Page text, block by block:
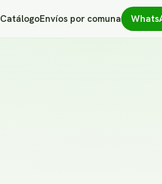
CatálogoEnvíos por comuna